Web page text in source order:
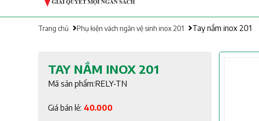
Trang chủ Phụ kiện vách ngăn vệ sinh inox 201 Tay nắm inox 201
TAY NẮM INOX 201
Mã sản phẩm:RELY-TN
Giá bán lẻ: 40.000